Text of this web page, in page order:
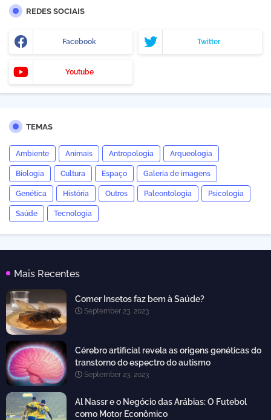
REDES SOCIAIS
Facebook Twitter
Youtube
TEMAS
Ambiente Animais Antropologia Arqueologia
Biologia Cultura Espaço Galeria de imagens
Genética História Outros Paleontologia Psicologia
Saúde Tecnologia
Mais Recentes
Comer Insetos faz bem à Saúde?
September 23, 2023
Cérebro artificial revela as origens genéticas do
transtorno do espectro do autismo
September 23, 2023
Al Nassr e o Negócio das Arábias: O Futebol
como Motor Econômico